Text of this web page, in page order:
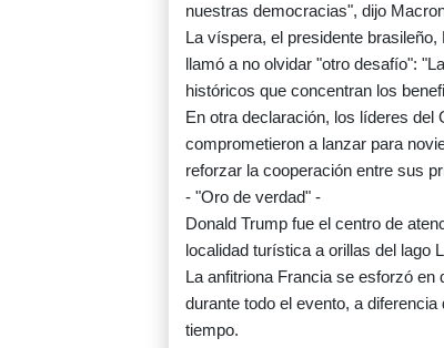
nuestras democracias", dijo
La víspera, el presidente
llamó a no olvidar "otro desafío":
históricos que concentran los
En otra declaración, los líderes del
comprometieron a lanzar para
reforzar la cooperación entre sus
- "Oro de verdad" -
Donald Trump fue el centro de
localidad turística a orillas del lago
La anfitriona Francia se esforzó
durante todo el evento, a
tiempo.